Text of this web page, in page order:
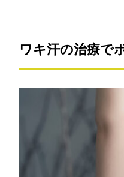
ワキ汗の治療で